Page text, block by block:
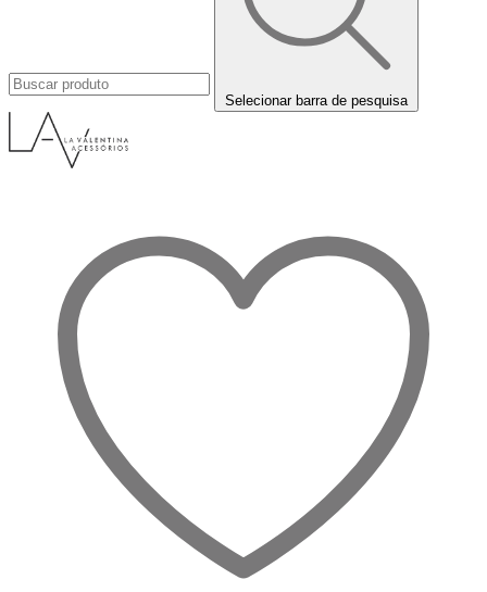
Selecionar barra de pesquisa